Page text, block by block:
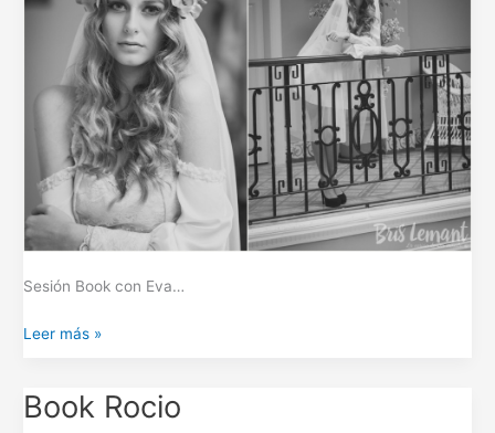
Sesión Book con Eva…
Leer más »
Book Rocio
Book
Rocio